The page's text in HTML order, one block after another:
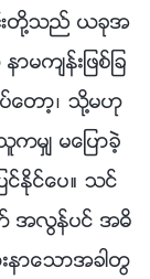
၎တို႔သည္ ယခုအ
ာမက်န္းျဖစ္ျခ
ေတာ့၊ သို႔မဟု
မွ် မေျပာခဲ့
ႏိုင္ေပ။ သင္
အလြန္ပင္ အဓိ
ာေသာအခါတြ